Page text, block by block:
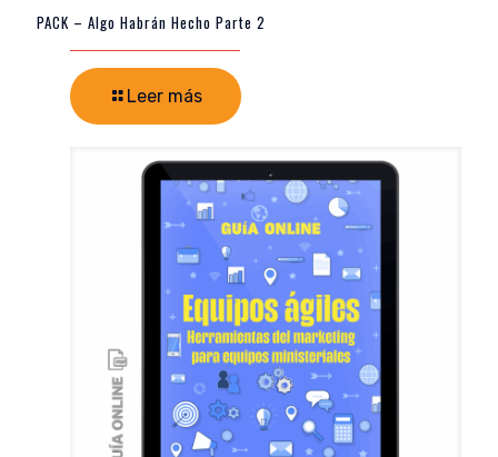
PACK – Algo Habrán Hecho Parte 2
Leer más